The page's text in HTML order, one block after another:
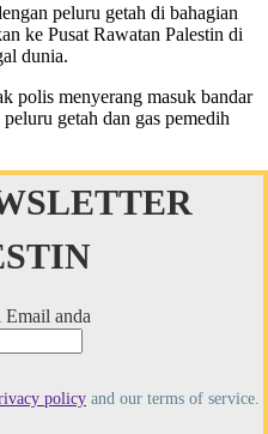
peluru getah di bahagian
ke Pusat Rawatan Palestin di
dunia.
polis menyerang masuk bandar
getah dan gas pemedih
anda
policy and our terms of service.